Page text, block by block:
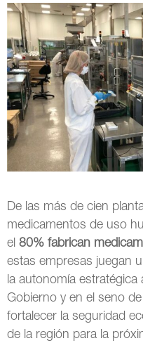
De las más de cien
medicamentos de uso
el80% fabrican
estas empresas juegan
la autonomía
Gobierno y en el seno
fortalecer la seguridad
de la región para la